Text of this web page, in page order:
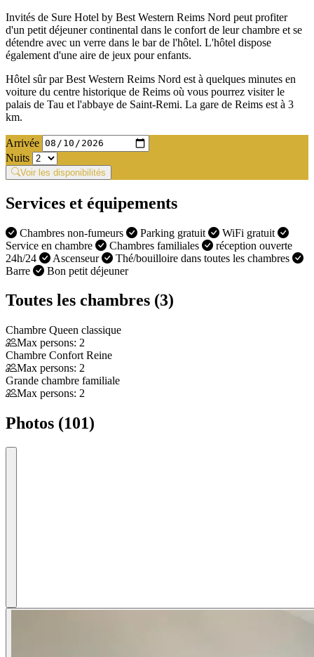
Invités de Sure Hotel by Best Western Reims Nord peut profiter
d'un petit déjeuner continental dans le confort de leur chambre et se
détendre avec un verre dans le bar de l'hôtel. L'hôtel dispose
également d'une aire de jeux pour enfants.
Hôtel sûr par Best Western Reims Nord est à quelques minutes en
voiture du centre historique de Reims où vous pourrez visiter le
palais de Tau et l'abbaye de Saint-Remi. La gare de Reims est à 3
km.
Arrivée
Nuits
Voir les disponibilités
Services et équipements
Chambres non-fumeurs Parking gratuit
WiFi gratuit
Service en chambre
Chambres familiales
réception ouverte
24h/24
Ascenseur
Thé/bouilloire dans toutes les chambres
Barre
Bon petit déjeuner
Toutes les chambres (3)
Chambre Queen classique
Max persons: 2
Chambre Confort Reine
Max persons: 2
Grande chambre familiale
Max persons: 2
Photos (101)